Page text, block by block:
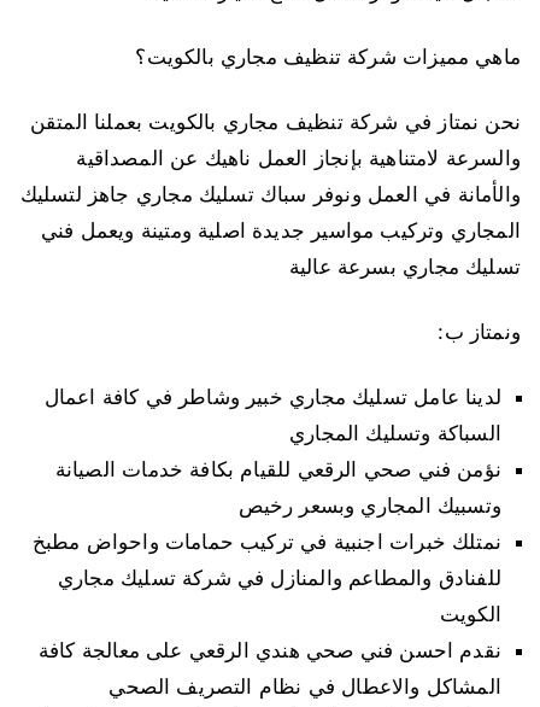
ماهي مميزات شركة تنظيف مجاري بالكويت؟
نحن نمتاز في شركة تنظيف مجاري بالكويت بعملنا المتقن
والسرعة لامتناهية بإنجاز العمل ناهيك عن المصداقية
والأمانة في العمل ونوفر سباك تسليك مجاري جاهز لتسليك
المجاري وتركيب مواسير جديدة اصلية ومتينة ويعمل فني
تسليك مجاري بسرعة عالية
ونمتاز ب:
لدينا عامل تسليك مجاري خبير وشاطر في كافة اعمال
السباكة وتسليك المجاري
نؤمن فني صحي الرقعي للقيام بكافة خدمات الصيانة
وتسبيك المجاري وبسعر رخيص
نمتلك خبرات اجنبية في تركيب حمامات واحواض مطبخ
للفنادق والمطاعم والمنازل في شركة تسليك مجاري
الكويت
نقدم احسن فني صحي هندي الرقعي على معالجة كافة
المشاكل والاعطال في نظام التصريف الصحي